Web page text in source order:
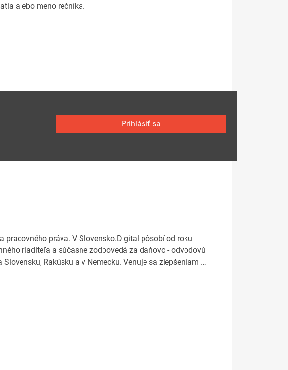
alebo meno rečníka.
Prihlásiť sa
pracovného práva. V Slovensko.Digital pôsobí od roku
riaditeľa a súčasne zodpovedá za daňovo - odvodovú
Rakúsku a v Nemecku. Venuje sa zlepšeniam …